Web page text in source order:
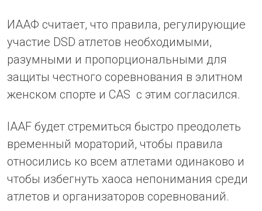
ИААФ считает, что правила, регулирующие
участие DSD атлетов необходимыми,
разумными и пропорциональными для
защиты честного соревнования в элитном
женском спорте и CAS с этим согласился.
IAAF будет стремиться быстро преодолеть
временный мораторий, чтобы правила
относились ко всем атлетами одинаково и
чтобы избегнуть хаоса непонимания среди
атлетов и организаторов соревнований.